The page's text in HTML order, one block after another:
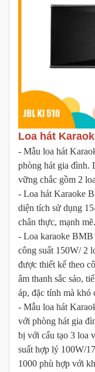
Loa hát
- Mẫu loa hát
phòng hát gia đình.
vững chắc gồm 2
- Loa hát Karaoke
diện tích sử dụng
chân thực, mạnh mẽ.
- Loa karaoke
công suất 150W/ 2
được thiết kế theo
âm thanh sắc sảo,
áp, đặc tính mà khó
- Mẫu loa hát
với phòng hát gia
bị với cấu tạo 3 loa
suất hợp lý 100W/
1000 phù hợp với